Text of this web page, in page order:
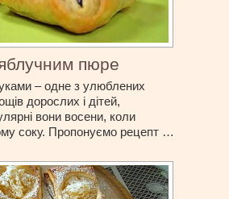
пюре
– одне з улюблених
дорослих і дітей,
вони восени, коли
соку. Пропонуємо рецепт …